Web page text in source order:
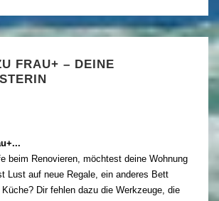
FRAU+ – DEINE
beim Renovieren, möchtest deine Wohnung
Lust auf neue Regale, ein anderes Bett
Dir fehlen dazu die Werkzeuge, die